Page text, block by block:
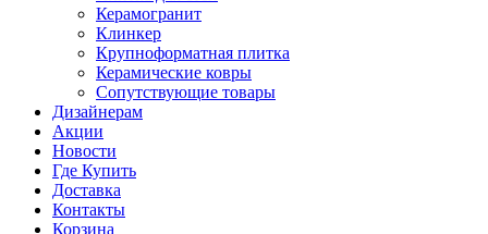
Керамогранит
Клинкер
Крупноформатная плитка
Керамические ковры
Сопутствующие товары
Дизайнерам
Акции
Новости
Где Купить
Доставка
Контакты
Корзина